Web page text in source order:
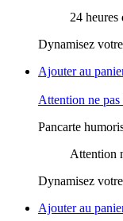
24 heures
Dynamisez
Ajouter au
Attention ne pas
Pancarte
Attention
Dynamisez
Ajouter au